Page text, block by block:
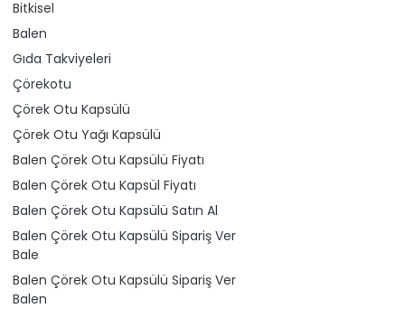
Bitkisel
Balen
Gıda Takviyeleri
Çörekotu
Çörek Otu Kapsülü
Çörek Otu Yağı Kapsülü
Balen Çörek Otu Kapsülü Fiyatı
Balen Çörek Otu Kapsül Fiyatı
Balen Çörek Otu Kapsülü Satın Al
Balen Çörek Otu Kapsülü Sipariş Ver
Bale
Balen Çörek Otu Kapsülü Sipariş Ver
Balen